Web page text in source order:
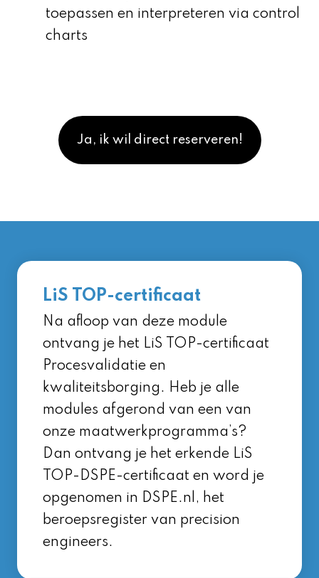
toepassen en interpreteren via control
charts
Ja, ik wil direct reserveren!
LiS TOP-certificaat
Na afloop van deze module
ontvang je het LiS TOP-certificaat
Procesvalidatie en
kwaliteitsborging. Heb je alle
modules afgerond van een van
onze maatwerkprogramma’s?
Dan ontvang je het erkende LiS
TOP-DSPE-certificaat en word je
opgenomen in DSPE.nl , het
beroepsregister van precision
engineers.